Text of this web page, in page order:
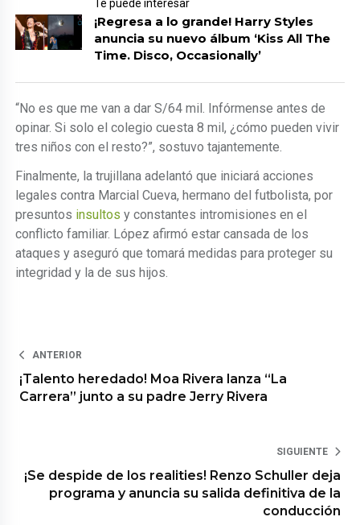
Te puede interesar
¡Regresa a lo grande! Harry Styles
anuncia su nuevo álbum ‘Kiss All The
Time. Disco, Occasionally’
“No es que me van a dar S/64 mil. Infórmense antes de
opinar. Si solo el colegio cuesta 8 mil, ¿cómo pueden vivir
tres niños con el resto?”, sostuvo tajantemente.
Finalmente, la trujillana adelantó que iniciará acciones
legales contra Marcial Cueva, hermano del futbolista, por
presuntos insultos y constantes intromisiones en el
conflicto familiar. López afirmó estar cansada de los
ataques y aseguró que tomará medidas para proteger su
integridad y la de sus hijos.
ANTERIOR
¡Talento heredado! Moa Rivera lanza “La
Carrera” junto a su padre Jerry Rivera
SIGUIENTE
¡Se despide de los realities! Renzo Schuller deja
programa y anuncia su salida definitiva de la
conducción